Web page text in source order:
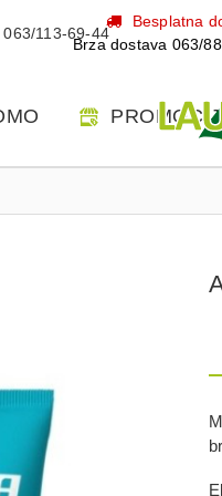
063/113-69-44
Besplatna
Brza dostava 063/
PROMOCIJE